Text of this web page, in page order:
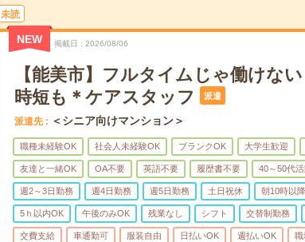
未読
NEW 掲載日 2026/08/06
【能美市】フルタイムじゃ働けな
時短も＊ケアスタッフ
派遣
派遣先 ＜シニア向けマンション＞
職種未経験OK 社会人未経験OK ブランクOK 大学生歓迎
友達と一緒OK OA不要 英語不要 履歴書不要 40～50代
週2～3日勤務 週4日勤務 週5日勤務 土日祝休 朝10時以
5ｈ以内OK 午後のみOK 残業なし シフト 交替制勤務
交費支給 車通勤可 服装自由 日払いOK 週払いOK 職